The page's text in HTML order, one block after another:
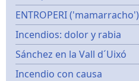
ENTROPERI ('mamarracho')
Incendios: dolor y rabia
Sánchez en la Vall d´Uixó
Incendio con causa